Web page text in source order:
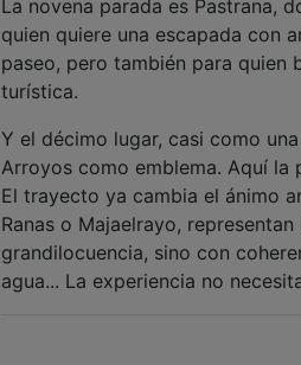
La novena parada es Pastrana,
quien quiere una escapada con
paseo, pero también para
turística.
Y el décimo lugar, casi como
Arroyos como emblema. Aquí la
El trayecto ya cambia el ánimo
Ranas o Majaelrayo,
grandilocuencia, sino con
agua... La experiencia no